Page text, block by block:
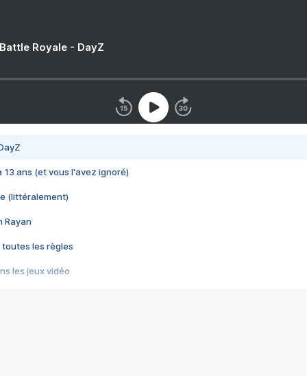
Royale - DayZ
13 ans (et vous l'avez ignoré)
(littéralement)
Rayan
toutes les règles
les jeux vidéo